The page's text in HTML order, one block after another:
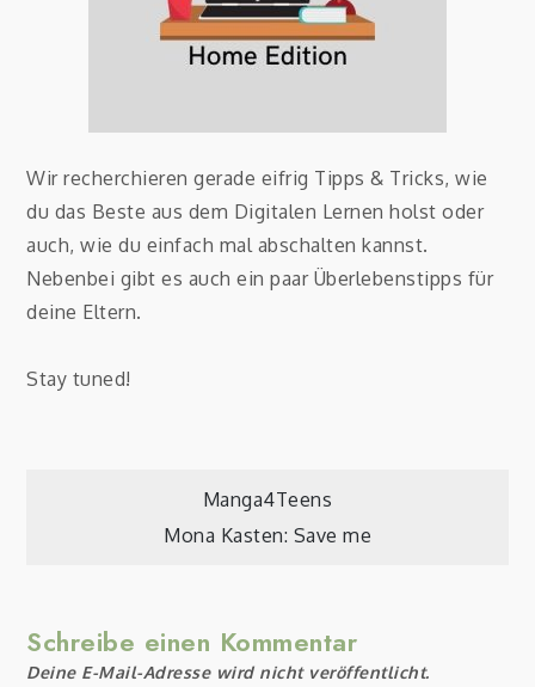
Wir recherchieren gerade eifrig Tipps & Tricks, wie
du das Beste aus dem Digitalen Lernen holst oder
auch, wie du einfach mal abschalten kannst.
Nebenbei gibt es auch ein paar Überlebenstipps für
deine Eltern.
Stay tuned!
Beitragsnavigation
Manga4Teens
Mona Kasten: Save me
Schreibe einen Kommentar
Deine E-Mail-Adresse wird nicht veröffentlicht.